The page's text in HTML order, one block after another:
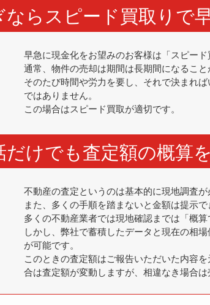
ならスピード買取りで
早急に現金化をお望みのお客様は「スピード
通常、物件の売却は期間は長期間になるこ
そのたび時間や労力を要し、それで決まれ
ではありません。
この場合はスピード買取が適切です。
だけでも査定額の概算
不動産の査定というのは基本的に現地調査が
また、多くの手順を踏まないと金額は提示で
多くの不動産業者では現地確認までは「概
しかし、弊社で蓄積したデータと現在の相
が可能です。
このときの査定額はご報告いただいた内容
合は査定額が変動しますが、相違なき場合